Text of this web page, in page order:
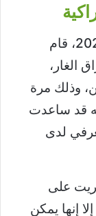
في دراسة حديثة جداً أجريت العام 2021، قام
الغار،
وذلك مرة
ووجدوا أنه قد ساعدت
لدى
على
إنها يمكن